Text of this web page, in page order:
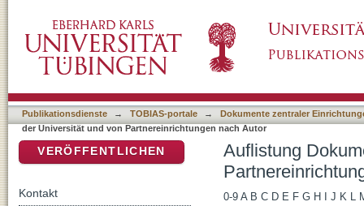
Autor "Dietrich, Julia"
Publikationsdienste → TOBIAS-portale →
Dokumente zentraler
der Universität und von Partnereinrichtungen nach Autor
Auflistung
0-9 A B C D E F G H J K L
VERÖFFENTLICHEN
Kontakt